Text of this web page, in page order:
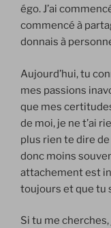
égo. J’ai
commencé à
donnais à
Aujourd’hui, tu
mes passions
que mes
de moi, je ne t’ai
plus rien te dire
donc moins
attachement est
toujours et que tu
Si tu me